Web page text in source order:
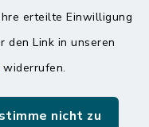
erteilte Einwilligung
den Link in unseren
widerrufen.
nicht zu